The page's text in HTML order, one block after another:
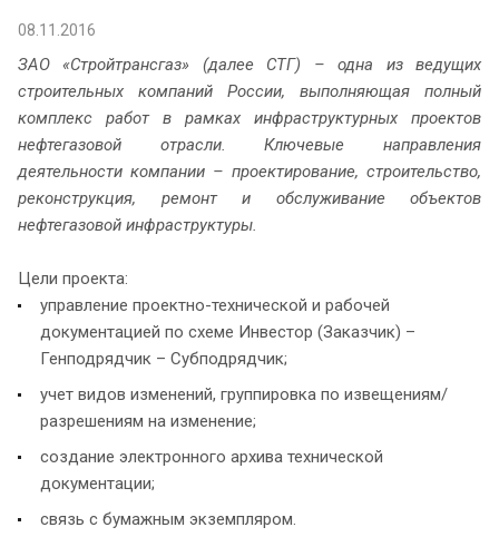
08.11.2016
ЗАО «Стройтрансгаз» (далее СТГ) – одна из ведущих
строительных компаний России, выполняющая полный
комплекс работ в рамках инфраструктурных проектов
нефтегазовой отрасли. Ключевые направления
деятельности компании – проектирование, строительство,
реконструкция, ремонт и обслуживание объектов
нефтегазовой инфраструктуры.
Цели проекта:
управление проектно-технической и рабочей
документацией по схеме Инвестор (Заказчик) –
Генподрядчик – Субподрядчик;
учет видов изменений, группировка по извещениям/
разрешениям на изменение;
создание электронного архива технической
документации;
связь с бумажным экземпляром.